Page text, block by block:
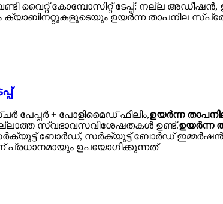
വൈറ്റ് കോമ്പോസിറ്റ് ടേപ്പ്: നല്ല
ഉയർന്ന താപനില
പേപ്പർ + പോളിമൈഡ് ഫിലിം,ഉയർന്ന
സ്വഭാവസവിശേഷതകൾ ഉണ്ട്.ഉയർന്ന
ബോർഡ്, സർക്യൂട്ട് ബോർഡ് ഇമ്മർഷൻ
പ്രധാനമായും ഉപയോഗിക്കുന്നത്